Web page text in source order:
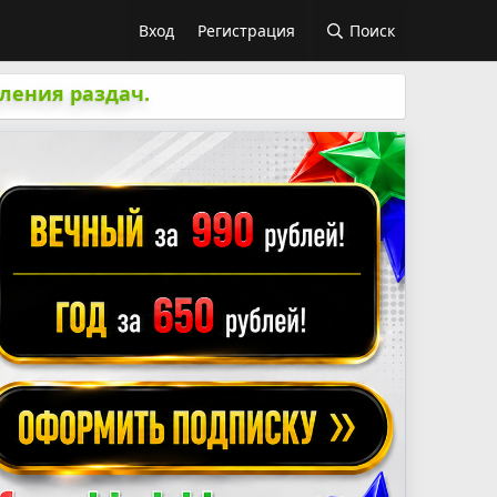
Вход Регистрация Поиск
раздач.